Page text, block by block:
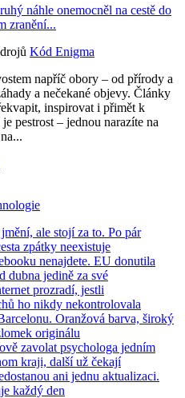
náhle onemocněl na cestě do
zranění...
Kód Enigma
napříč obory – od přírody a
a nečekané objevy. Články
inspirovat i přimět k
pestrost – jednou narazíte na
ale stojí za to. Po pár
zpátky neexistuje
nenajdete. EU donutila
dubna jedině za své
prozradí, jestli
ho nikdy nekontrolovala
Oranžová barva, široký
originálu
zavolat psychologa jedním
kraji, další už čekají
ani jednu aktualizaci.
každý den